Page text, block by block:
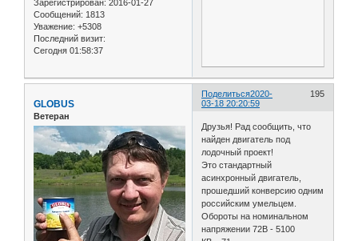
Зарегистрирован: 2016-01-27
Сообщений: 1813
Уважение: +5308
Последний визит:
Сегодня 01:58:37
Поделиться 195
2020-
03-18 20:20:59
GLOBUS
Ветеран
Друзья! Рад сообщить, что
найден двигатель под
лодочный проект!
Это стандартный
асинхронный двигатель,
прошедший конверсию одним
российским умельцем.
Обороты на номинальном
напряжении 72В - 5100